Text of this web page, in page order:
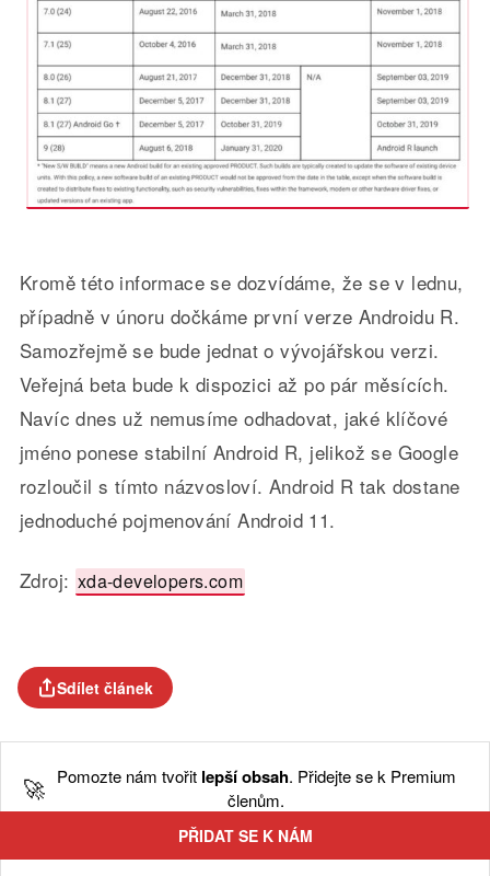
Kromě této informace se dozvídáme, že se v lednu,
případně v únoru dočkáme první verze Androidu R.
Samozřejmě se bude jednat o vývojářskou verzi.
Veřejná beta bude k dispozici až po pár měsících.
Navíc dnes už nemusíme odhadovat, jaké klíčové
jméno ponese stabilní Android R, jelikož se Google
rozloučil s tímto názvosloví. Android R tak dostane
jednoduché pojmenování Android 11.
Zdroj: xda-developers.com
Sdílet článek
🚀 Pomozte nám tvořit lepší obsah. Přidejte se k Premium
členům.
PŘIDAT SE K NÁM